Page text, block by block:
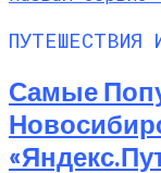
ПУТЕШЕСТВИЯ
Самые